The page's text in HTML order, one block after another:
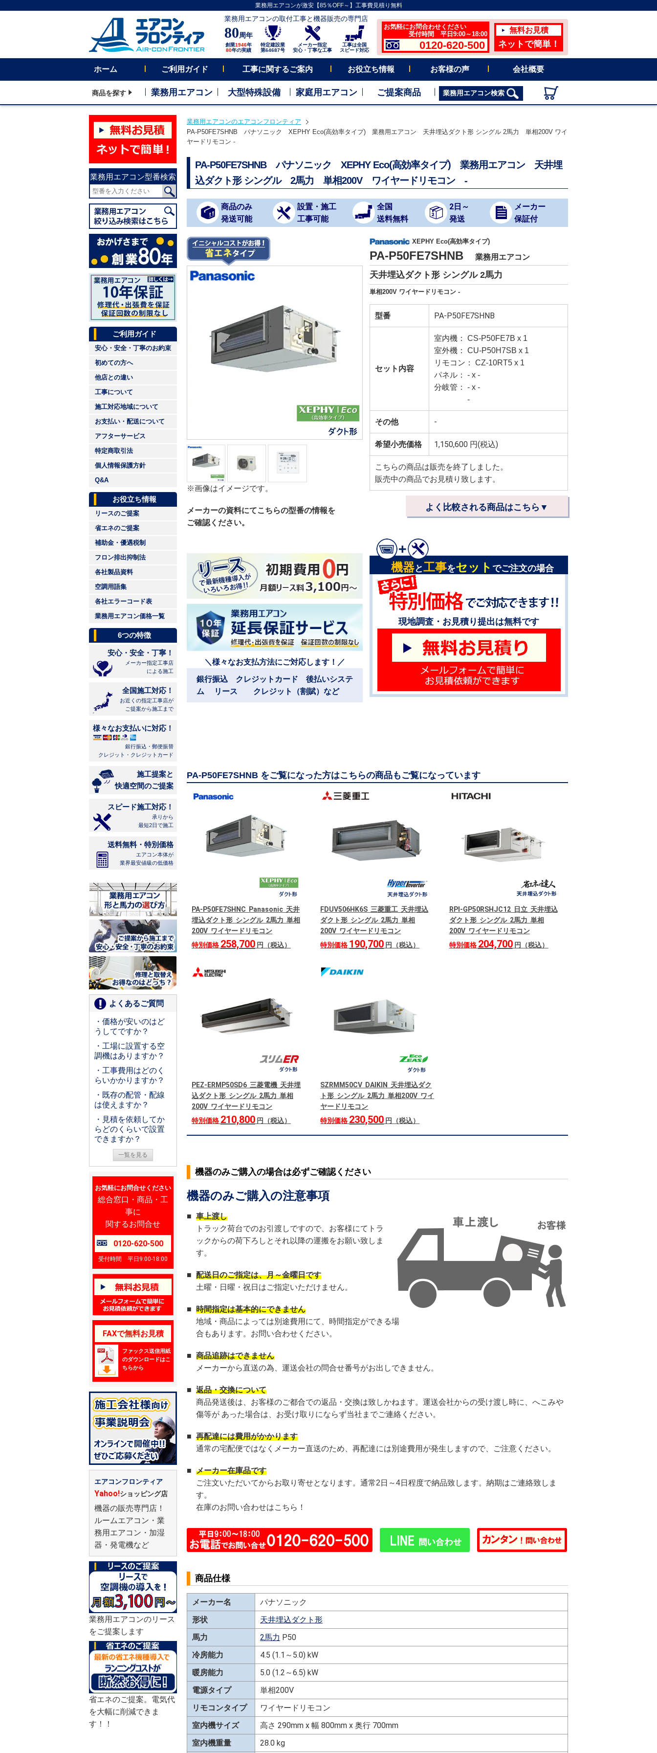
業務用エアコンが激安【85％OFF～】工事費見積り無料
業務用エアコンの取付工事と機器販売の専門店
80周年
創業1946年
80年の実績
特定建設業
第64687号
メーカー指定
安心・丁寧な工事
工事は全国
スピード対応
お気軽にお問合わせください
受付時間 平日9:00～18:00
0120-620-500
無料お見積
ネットで簡単！
ホーム ご利用ガイド 工事に関するご案内 お役立ち情報 お客様の声 会社概要
商品を探す 業務用エアコン 大型特殊設備 家庭用エアコン ご提案商品 業務用エアコン検索
業務用エアコン型番検索
ご利用ガイド
安心・安全・丁寧のお約束
初めての方へ
他店との違い
工事について
施工対応地域について
お支払い・配送について
アフターサービス
特定商取引法
個人情報保護方針
Q&A
お役立ち情報
リースのご提案
省エネのご提案
補助金・優遇税制
フロン排出抑制法
各社製品資料
空調用語集
各社エラーコード表
業務用エアコン価格一覧
6つの特徴
安心・安全・丁寧！
メーカー指定工事店
による施工
全国施工対応！
お近くの指定工事店が
ご提案から施工まで
様々なお支払いに対応！
銀行振込・郵便振替
クレジット・クレジットカード
施工提案と
快適空間のご提案
スピード施工対応！
承りから
最短2日で施工
送料無料・特別価格
エアコン本体が
業界最安値級の低価格
よくあるご質問
・価格が安いのはど
うしてですか？
・工場に設置する空
調機はありますか？
・工事費用はどのく
らいかかりますか？
・既存の配管・配線
は使えますか？
・見積を依頼してか
らどのくらいで設置
できますか？
一覧を見る
お気軽にお問合せください
総合窓口・商品・工
事に
関するお問合せ
0120-620-500
受付時間 平日9:00-18:00
FAXで無料お見積
ファックス送信用紙
のダウンロードはこ
ちらから
エアコンフロンティア
Yahoo!ショッピング店
機器の販売専門店！
ルームエアコン・業
務用エアコン・加湿
器・発電機など
業務用エアコンのリース
をご提案します
省エネのご提案。電気代
を大幅に削減できま
す！！
業務用エアコンのエアコンフロンティア
PA-P50FE7SHNB パナソニック XEPHY Eco(高効率タイプ) 業務用エアコン 天井埋込ダクト形 シングル 2馬力 単相200V ワイ
ヤードリモコン -
PA-P50FE7SHNB パナソニック XEPHY Eco(高効率タイプ) 業務用エアコン 天井埋
込ダクト形 シングル 2馬力 単相200V ワイヤードリモコン -
商品のみ
発送可能
設置・施工
工事可能
全国
送料無料
2日～
発送
メーカー
保証付
※画像はイメージです。
メーカーの資料にてこちらの型番の情報を
ご確認ください。
XEPHY Eco(高効率タイプ)
PA-P50FE7SHNB 業務用エアコン
天井埋込ダクト形 シングル 2馬力
単相200V ワイヤードリモコン -
型番 PA-P50FE7SHNB
セット内容
室内機： CS-P50FE7B x 1
室外機： CU-P50H7SB x 1
リモコン： CZ-10RT5 x 1
パネル： - x -
分岐管： - x -
-
その他 -
希望小売価格 1,150,600 円(税込)
こちらの商品は販売を終了しました。
販売中の商品でお見積り致します。
よく比較される商品はこちら▼
＼様々なお支払方法にご対応します！／
銀行振込 クレジットカード 後払いシステ
ム リース クレジット（割賦）など
機器と工事をセット でご注文の場合
現地調査・お見積り提出は無料です
PA-P50FE7SHNB をご覧になった方はこちらの商品もご覧になっています
PA-P50FE7SHNC Panasonic 天井
埋込ダクト形 シングル 2馬力 単相
200V ワイヤードリモコン
特別価格 258,700 円（税込）
FDUV506HK6S 三菱重工 天井埋込
ダクト形 シングル 2馬力 単相
200V ワイヤードリモコン
特別価格 190,700 円（税込）
RPI-GP50RSHJC12 日立 天井埋込
ダクト形 シングル 2馬力 単相
200V ワイヤードリモコン
特別価格 204,700円（税込）
PEZ-ERMP50SD6 三菱電機 天井埋
込ダクト形 シングル 2馬力 単相
200V ワイヤードリモコン
特別価格 210,800 円（税込）
SZRMM50CV DAIKIN 天井埋込ダク
ト形 シングル 2馬力 単相200V ワイ
ヤードリモコン
特別価格 230,500 円（税込）
機器のみご購入の場合は必ずご確認ください
機器のみご購入の注意事項
■ 車上渡し
トラック荷台でのお引渡しですので、お客様にてトラ
ックからの荷下ろしとそれ以降の運搬をお願い致しま
す。
■ 配送日のご指定は、月～金曜日です
土曜・日曜・祝日はご指定いただけません。
■ 時間指定は基本的にできません
地域・商品によっては別途費用にて、時間指定ができる場
合もあります。お問い合わせください。
■ 商品追跡はできません
メーカーから直送の為、運送会社の問合せ番号がお出しできません。
■ 返品・交換について
商品発送後は、お客様のご都合での返品・交換は致しかねます。運送会社からの受け渡し時に、へこみや
傷等が あった場合は、お受け取りにならず当社までご連絡ください。
■ 再配達には費用がかかります
通常の宅配便ではなくメーカー直送のため、再配達には別途費用が発生しますので、ご注意ください。
■ メーカー在庫品です
ご注文いただいてからお取り寄せとなります。通常2日～4日程度で納品致します。納期はご連絡致しま
す。
在庫のお問い合わせはこちら！
商品仕様
メーカー名
パナソニック
形状
天井埋込ダクト形
馬力
2馬力 P50
冷房能力
4.5 (1.1～5.0) kW
暖房能力
5.0 (1.2～6.5) kW
電源タイプ
単相200V
リモコンタイプ
ワイヤードリモコン
室内機サイズ
高さ 290mm x 幅 800mm x 奥行 700mm
室内機重量
28.0 kg